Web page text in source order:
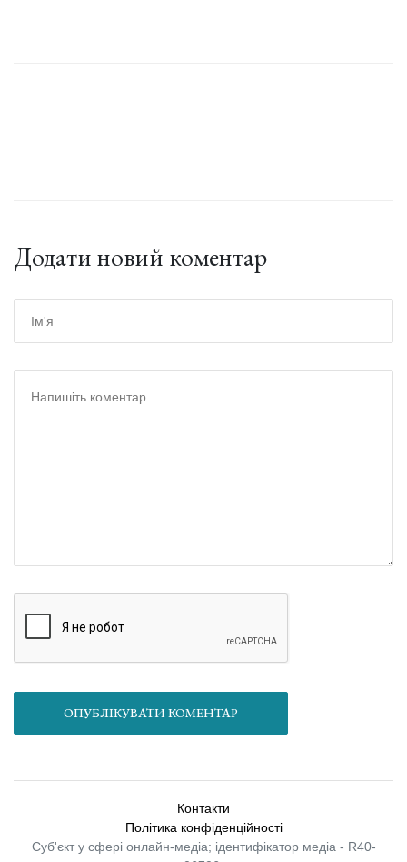
Додати новий коментар
ОПУБЛІКУВАТИ КОМЕНТАР
Контакти
Політика конфіденційності
Суб'єкт у сфері онлайн-медіа; ідентифікатор медіа - R40-